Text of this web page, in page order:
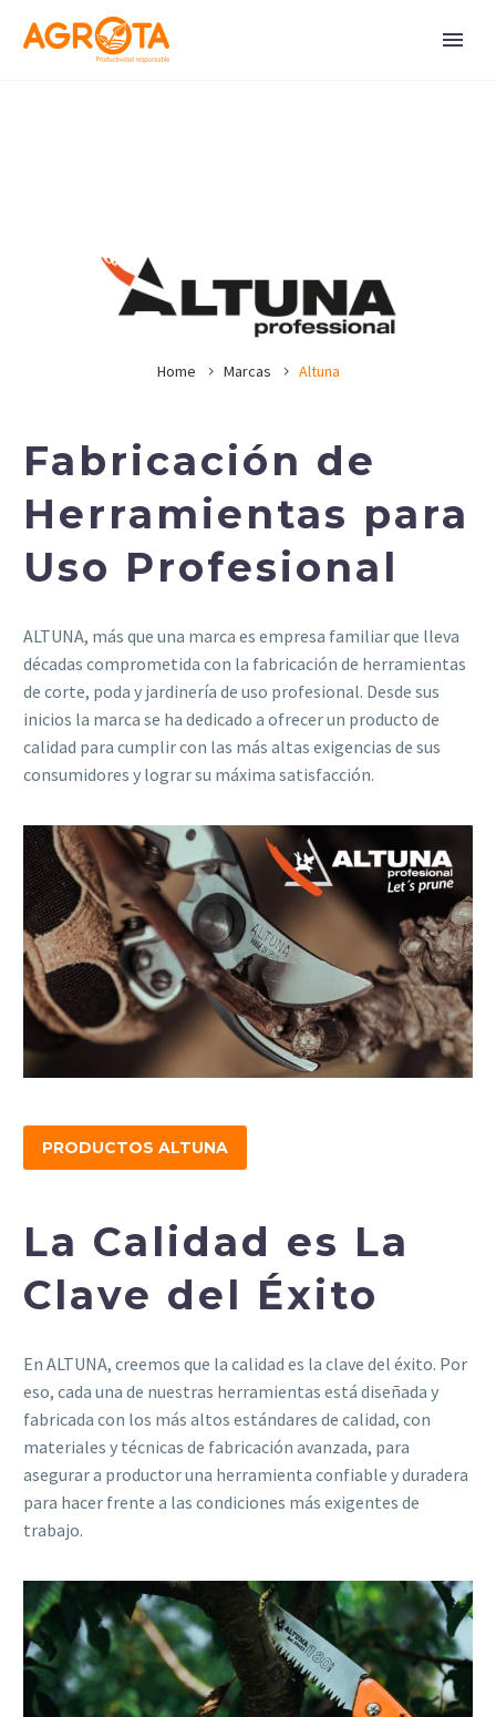
Home Marcas Altuna
Fabricación de
Herramientas para
Uso Profesional
ALTUNA, más que una marca es empresa familiar que lleva
décadas comprometida con la fabricación de herramientas
de corte, poda y jardinería de uso profesional. Desde sus
inicios la marca se ha dedicado a ofrecer un producto de
calidad para cumplir con las más altas exigencias de sus
consumidores y lograr su máxima satisfacción.
PRODUCTOS ALTUNA
La Calidad es La
Clave del Éxito
En ALTUNA, creemos que la calidad es la clave del éxito. Por
eso, cada una de nuestras herramientas está diseñada y
fabricada con los más altos estándares de calidad, con
materiales y técnicas de fabricación avanzada, para
asegurar a productor una herramienta confiable y duradera
para hacer frente a las condiciones más exigentes de
trabajo.